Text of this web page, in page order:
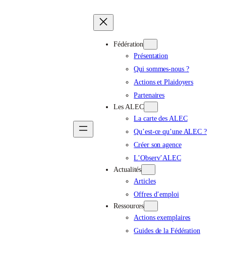
Fédération
Présentation
Qui sommes-nous ?
Actions et Plaidoyers
Partenaires
Les ALEC
La carte des ALEC
Qu’est-ce qu’une ALEC ?
Créer son agence
L’Observ’ALEC
Actualités
Articles
Offres d’emploi
Ressources
Actions exemplaires
Guides de la Fédération